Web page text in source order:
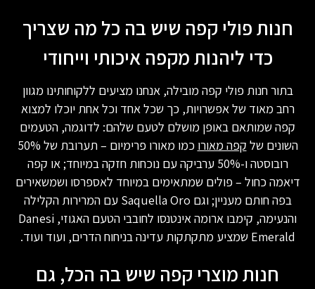
חנות פולי קפה שיש בה כל מה שצריך
כדי ליהנות מקפה איכותי וייחודי
בתור חנות פולי קפה מובילה, אנחנו מציעים ללקוחותינו מגוון
רחב מאוד של אפשרויות, כך שכל אחד וכל אחת יוכלו למצוא
קפה שמותאם באופן מושלם לטעם שלהם: לדוגמה, הטעמים
השונים של קפה מאורו
כמו מאורו פרימיום – תערובת של 50%
רובוסטה ו-50% ערביקה עם נוכחות חזקה במיוחד; או קפה
דיאמה כחול – פולים שמתאימים במיוחד לאספרסו ושמשאירים
בפה חותם מעניין; וגם Saquella Oro עם המרירות הקלילה
והנעימה, קימבו ארומה אינטנסו לחובבי הטעם האגוזי, Danesi
Emerald שמציע מתקתקות עדינה בניחוח הדרים, ועוד ועוד.
חנות מוצרי קפה שיש בה הכל, גם